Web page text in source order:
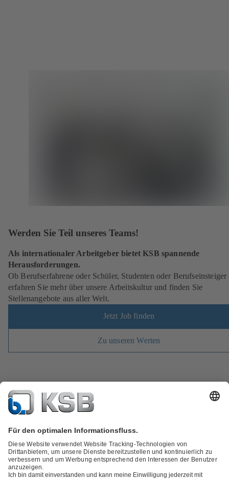
Werden Sie Teil unseres Teams!
Als internationaler Arbeitgeber bietet KSB spannende
Herausforderungen.
Ob Berufserfahrene oder Schüler, Studenten oder Berufseinsteiger
erfahren Sie mehr über unsere Arbeitskultur und finden Sie
Stellenangebote aus aller Welt.
Jetzt Job finden
Zu unseren Werten